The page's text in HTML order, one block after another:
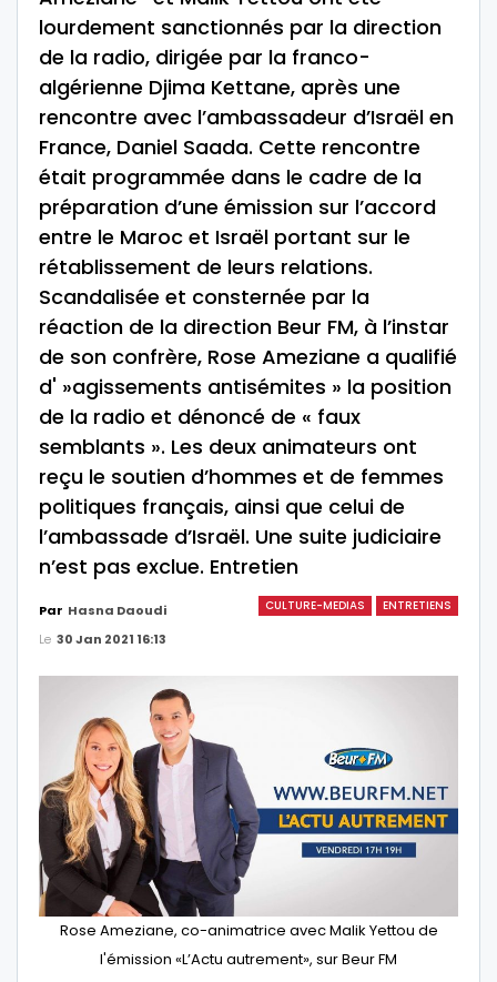
lourdement sanctionnés par la direction
de la radio, dirigée par la franco-
algérienne Djima Kettane, après une
rencontre avec l’ambassadeur d’Israël en
France, Daniel Saada. Cette rencontre
était programmée dans le cadre de la
préparation d’une émission sur l’accord
entre le Maroc et Israël portant sur le
rétablissement de leurs relations.
Scandalisée et consternée par la
réaction de la direction Beur FM, à l’instar
de son confrère, Rose Ameziane a qualifié
d' »agissements antisémites » la position
de la radio et dénoncé de « faux
semblants ». Les deux animateurs ont
reçu le soutien d’hommes et de femmes
politiques français, ainsi que celui de
l’ambassade d’Israël. Une suite judiciaire
n’est pas exclue. Entretien
CULTURE-MEDIAS ENTRETIENS
Par Hasna Daoudi
Le 30 Jan 2021 16:13
Rose Ameziane, co-animatrice avec Malik Yettou de
l'émission «L’Actu autrement», sur Beur FM